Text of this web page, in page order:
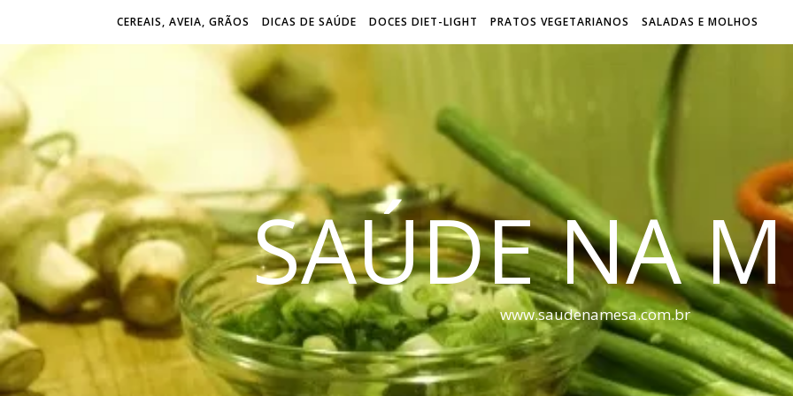
CEREAIS, AVEIA, GRÃOS DICAS DE SAÚDE DOCES DIET-LIGHT PRATOS VEGETARIANOS SALADAS E MOLHOS
SAÚDE NA
www.saudenamesa.com.br